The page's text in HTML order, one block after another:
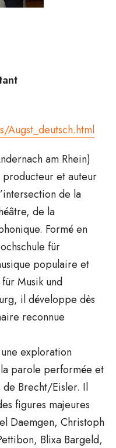
Augst_deutsch.html
am Rhein)
et auteur
de la
de la
Formé en
für
populaire et
Musik und
il développe dès
reconnue
exploration
parole performée et
de Brecht/Eisler. Il
figures majeures
Daemgen, Christoph
Blixa Bargeld,